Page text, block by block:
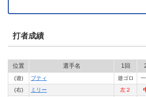
打者成績
位置 選手名 1回
(遊) プティ 遊ゴロ
(右)
ミリー 左２